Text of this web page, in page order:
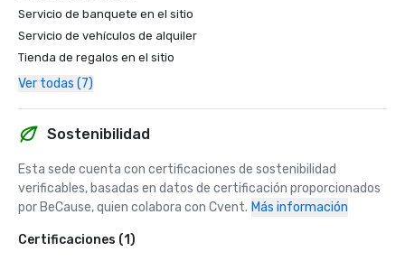
Servicio de banquete en el sitio
Servicio de vehículos de alquiler
Tienda de regalos en el sitio
Ver todas (7)
Sostenibilidad
Esta sede cuenta con certificaciones de sostenibilidad
verificables, basadas en datos de certificación proporcionados
por BeCause, quien colabora con Cvent. Más información
Certificaciones (1)